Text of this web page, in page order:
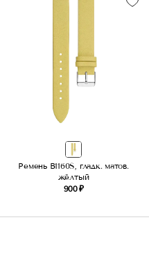
Ремень B1160S, гладк. матов.
жёлтый
900 ₽